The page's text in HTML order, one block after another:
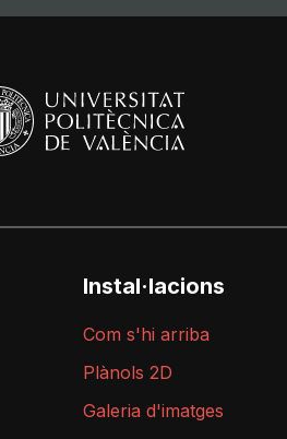
Instal·lacions
Com s'hi arriba
Plànols 2D
Galeria d'imatges